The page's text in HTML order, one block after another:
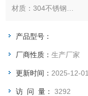
材质：304不锈钢
产品型号：
厂商性质：生产厂家
更新时间： 2025-12-01
访 问 量：3292